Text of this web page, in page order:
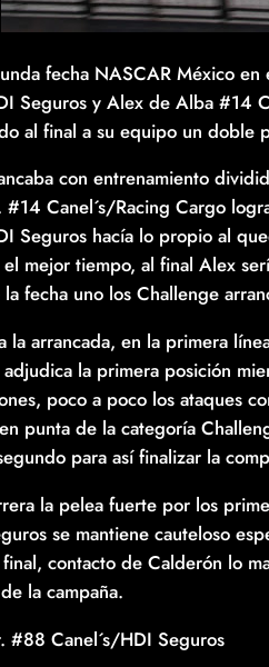
fecha NASCAR México
Seguros y Alex de Alba #14
al final a su equipo un doble
con entrenamiento
Canel´s/Racing Cargo
Seguros hacía lo propio al
el mejor tiempo, al final Alex
fecha uno los Challenge
la arrancada, en la primera
la primera posición
poco a poco los ataques
punta de la categoría
para así finalizar la
la pelea fuerte por los
se mantiene cauteloso
contacto de Calderón lo
la campaña.
#88 Canel´s/HDI Seguros